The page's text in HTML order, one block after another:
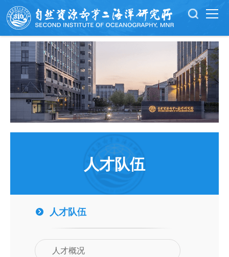
人才队伍
人才队伍
人才概况